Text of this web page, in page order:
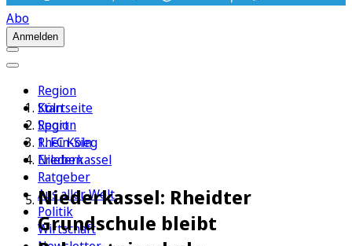
Abo
Anmelden
Region
Köln
Sport
1. FC Köln
Erleben
Ratgeber
Aus aller Welt
Politik
Wirtschaft
Startseite
Region
Rhein-Sieg
Niederkassel
Niederkassel: Rheidter
Grundschule bleibt